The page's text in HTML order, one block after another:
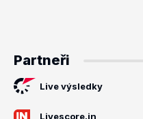
Partneři
Live výsledky
Livescore.in